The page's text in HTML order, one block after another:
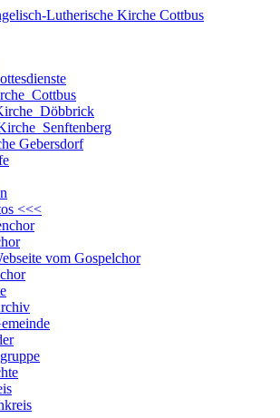
Cottbus
Döbbrick
Senftenberg
Gebersdorf
<<<
vom Gospelchor